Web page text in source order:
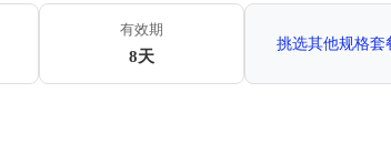
有效期
8天
挑选其他规格套